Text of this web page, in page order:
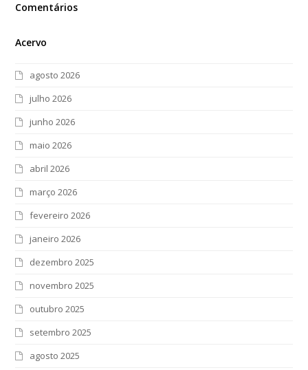
Comentários
Acervo
agosto 2026
julho 2026
junho 2026
maio 2026
abril 2026
março 2026
fevereiro 2026
janeiro 2026
dezembro 2025
novembro 2025
outubro 2025
setembro 2025
agosto 2025